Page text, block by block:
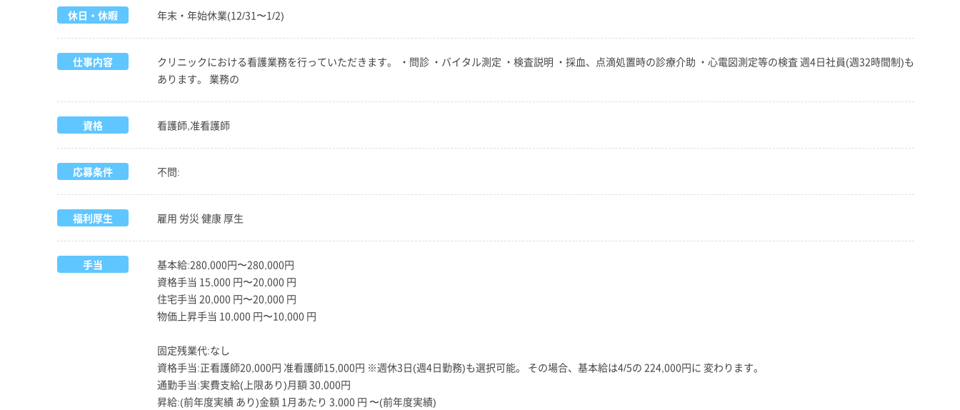
休日・休暇 年末・年始休業(12/31〜1/2)
仕事内容
クリニックにおける看護業務を行っていただきます。 ・問診 ・バイタル測定 ・検査説明 ・採血、点滴処置時の診療介助 ・心電図測定等の検査 週4日社員(週32時間制)も
あります。 業務の
資格 看護師,准看護師
応募条件 不問:
福利厚生 雇用 労災 健康 厚生
手当
基本給:280,000円〜280,000円
資格手当 15,000 円〜20,000 円
住宅手当 20,000 円〜20,000 円
物価上昇手当 10,000 円〜10,000 円
固定残業代:なし
資格手当:正看護師20,000円 准看護師15,000円 ※週休3日(週4日勤務)も選択可能。 その場合、基本給は4/5の 224,000円に 変わります。
通勤手当:実費支給(上限あり)月額 30,000円
昇給:(前年度実績 あり)金額 1月あたり 3,000 円 〜(前年度実績)